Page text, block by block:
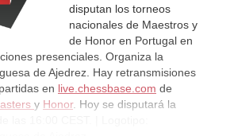
disputan los torneos
nacionales de Maestros y
de Honor en Portugal en
presenciales. Organiza la
de Ajedrez. Hay retransmisiones
en live.chessbase.com de
y Honor. Hoy se disputará la